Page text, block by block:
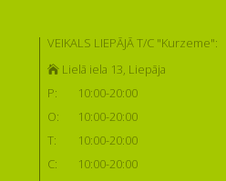
VEIKALS LIEPĀJĀ T/C "Kurzeme":
Lielā iela 13, Liepāja
P:
10:00-20:00
O:
10:00-20:00
T:
10:00-20:00
C:
10:00-20:00